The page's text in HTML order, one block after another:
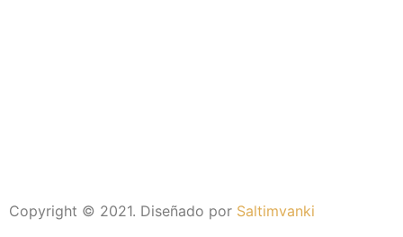
Copyright © 2021. Diseñado por Saltimvanki